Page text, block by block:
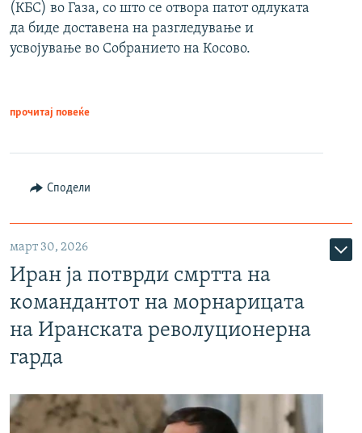
(КБС) во Газа, со што се отвора патот одлуката
да биде доставена на разгледување и
усвојување во Собранието на Косово.
прочитај повеќе
Сподели
март 30, 2026
Иран ја потврди смртта на
командантот на морнарицата
на Иранската револуционерна
гарда